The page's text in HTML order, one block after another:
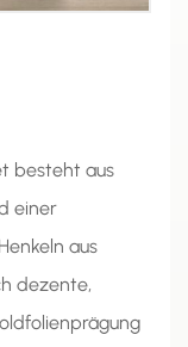
besteht aus
einer
aus
dezente,